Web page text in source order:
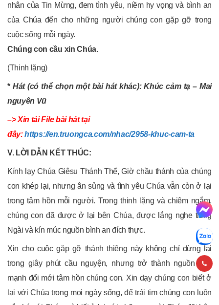
nhân của Tin Mừng, đem tình yêu, niềm hy vọng và bình an
của Chúa đến cho những người chúng con gặp gỡ trong
cuộc sống mỗi ngày.
Chúng con cầu xin Chúa.
(Thinh lặng)
* Hát (có thể chọn một bài hát khác): Khúc cảm tạ – Mai
nguyên Vũ
–> Xin tải File bài hát tại
đây: https://en.truongca.com/nhac/2958-khuc-cam-ta
V. LỜI DẪN KẾT THÚC:
Kính lạy Chúa Giêsu Thánh Thể, Giờ chầu thánh của chúng
con khép lại, nhưng ân sủng và tình yêu Chúa vẫn còn ở lại
trong tâm hồn mỗi người. Trong thinh lặng và chiêm ngắm,
chúng con đã được ở lại bên Chúa, được lắng nghe tiếng
Ngài và kín múc nguồn bình an đích thực.
Xin cho cuộc gặp gỡ thánh thiêng này không chỉ dừng lại
trong giây phút cầu nguyện, nhưng trở thành nguồn sức
mạnh đổi mới tâm hồn chúng con. Xin dạy chúng con biết ở
lại với Chúa trong mọi ngày sống, để trái tim chúng con luôn